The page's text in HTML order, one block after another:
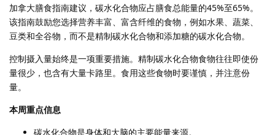
加拿大膳食指南建议，碳水化合物应占膳食总能量的45%至65%。
该指南鼓励您选择营养丰富、富含纤维的食物，例如水果、蔬菜、
豆类和全谷物，而不是精制碳水化合物和添加糖的碳水化合物。
控制摄入量始终是一项重要措施。精制碳水化合物食物往往即使份
量很少，也含有大量卡路里。食用这些食物时要谨慎，并注意份
量。
本周重点信息
碳水化合物是身体和大脑的主要能量来源。